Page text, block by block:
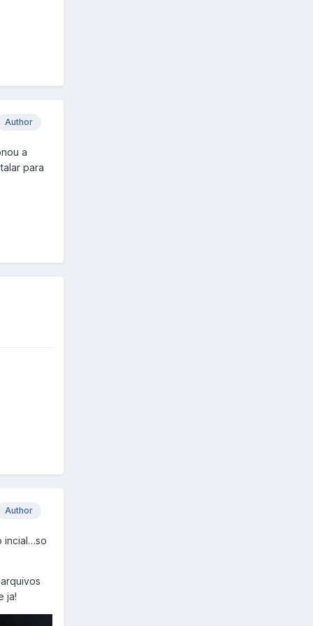
Author
a
para
Author
incial…so
ja!